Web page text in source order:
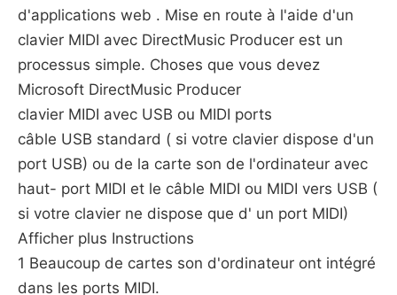
d'applications web . Mise en route à l'aide d'un
clavier MIDI avec DirectMusic Producer est un
processus simple. Choses que vous devez
Microsoft DirectMusic Producer
clavier MIDI avec USB ou MIDI ports
câble USB standard ( si votre clavier dispose d'un
port USB) ou de la carte son de l'ordinateur avec
haut- port MIDI et le câble MIDI ou MIDI vers USB (
si votre clavier ne dispose que d' un port MIDI)
Afficher plus Instructions
1 Beaucoup de cartes son d'ordinateur ont intégré
dans les ports MIDI.